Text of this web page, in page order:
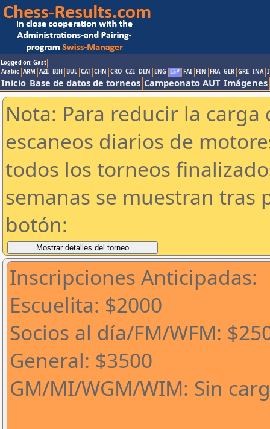
Logged on: Gast
Arabic ARM AZE BIH BUL CAT CHN CRO CZE DEN ENG ESP FAI FIN FRA GER GRE INA
Inicio Base de datos de torneos Campeonato AUT Imágenes
Nota: Para reducir la
escaneos diarios de
todos los torneos
semanas se muestran tras
botón:
Inscripciones Anticipadas:
Escuelita: $2000
Socios al día/FM/WFM:
General: $3500
GM/MI/WGM/WIM: Sin